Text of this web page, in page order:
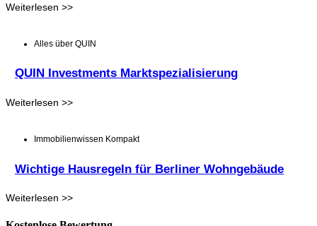
Weiterlesen >>
Alles über QUIN
QUIN Investments Marktspezialisierung
Weiterlesen >>
Immobilienwissen Kompakt
Wichtige Hausregeln für Berliner Wohngebäude
Weiterlesen >>